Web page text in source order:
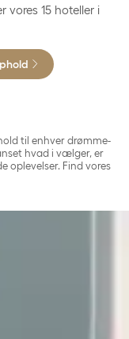
15 hoteller i
til enhver drømme-
hvad i vælger, er
oplevelser. Find vores